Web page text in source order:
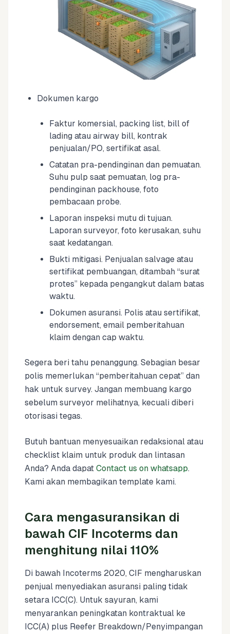
Dokumen kargo
Faktur komersial, packing list, bill of
lading atau airway bill, kontrak
penjualan/PO, sertifikat asal.
Catatan pra-pendinginan dan pemuatan.
Suhu pulp saat pemuatan, log pra-
pendinginan packhouse, foto
pembacaan probe.
Laporan inspeksi mutu di tujuan.
Laporan surveyor, foto kerusakan, suhu
saat kedatangan.
Bukti mitigasi. Penjualan salvage atau
sertifikat pembuangan, ditambah “surat
protes” kepada pengangkut dalam batas
waktu.
Dokumen asuransi. Polis atau sertifikat,
endorsement, email pemberitahuan
klaim dengan cap waktu.
Segera beri tahu penanggung. Sebagian besar
polis memerlukan “pemberitahuan cepat” dan
hak untuk survey. Jangan membuang kargo
sebelum surveyor melihatnya, kecuali diberi
otorisasi tegas.
Butuh bantuan menyesuaikan redaksional atau
checklist klaim untuk produk dan lintasan
Anda? Anda dapat Contact us on whatsapp.
Kami akan membagikan template kami.
Cara mengasuransikan di
bawah CIF Incoterms dan
menghitung nilai 110%
Di bawah Incoterms 2020, CIF mengharuskan
penjual menyediakan asuransi paling tidak
setara ICC(C). Untuk sayuran, kami
menyarankan peningkatan kontraktual ke
ICC(A) plus Reefer Breakdown/Penyimpangan